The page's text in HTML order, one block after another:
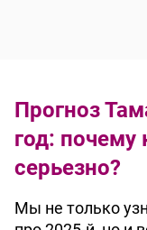
Прогноз
год: почему
серьезно?
Мы не только